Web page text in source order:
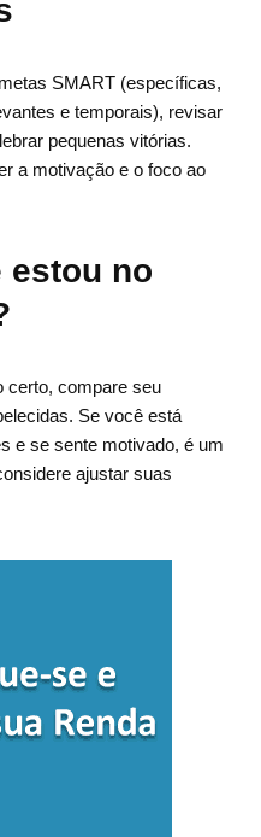
SMART (específicas,
e temporais), revisar
pequenas vitórias.
a motivação e o foco ao
estou no
certo, compare seu
Se você está
e se sente motivado, é um
ajustar suas